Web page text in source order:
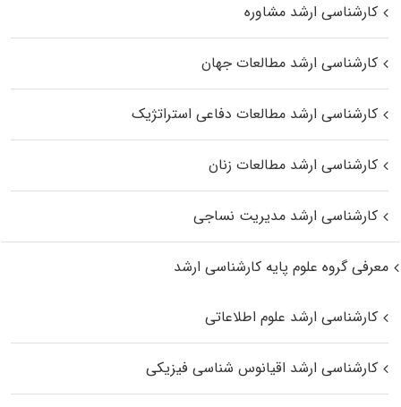
کارشناسی ارشد مشاوره
کارشناسی ارشد مطالعات جهان
کارشناسی ارشد مطالعات دفاعی استراتژیک
کارشناسی ارشد مطالعات زنان
کارشناسی ارشد مدیریت نساجی
معرفی گروه علوم پایه کارشناسی ارشد
کارشناسی ارشد علوم اطلاعاتی
کارشناسی ارشد اقیانوس‌ شناسی فیزیکی